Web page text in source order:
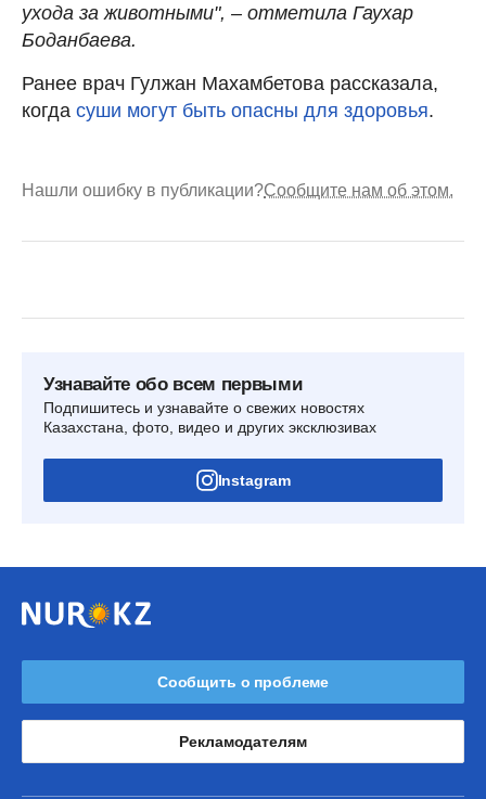
ухода за животными", – отметила Гаухар
Боданбаева.
Ранее врач Гулжан Махамбетова рассказала,
когда суши могут быть опасны для здоровья.
Нашли ошибку в публикации?Сообщите нам об этом.
Узнавайте обо всем первыми
Подпишитесь и узнавайте о свежих новостях
Казахстана, фото, видео и других эксклюзивах
Instagram
Сообщить о проблеме
Рекламодателям